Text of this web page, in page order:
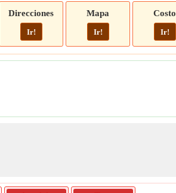
Direcciones
Ir!
Mapa
Ir!
Costo
Ir!